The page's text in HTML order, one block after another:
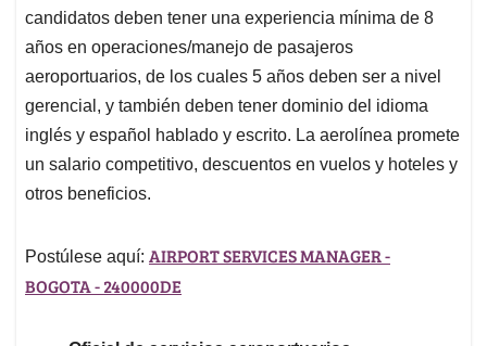
candidatos deben tener una experiencia mínima de 8
años en operaciones/manejo de pasajeros
aeroportuarios, de los cuales 5 años deben ser a nivel
gerencial, y también deben tener dominio del idioma
inglés y español hablado y escrito. La aerolínea promete
un salario competitivo, descuentos en vuelos y hoteles y
otros beneficios.
Postúlese aquí: AIRPORT SERVICES MANAGER -
BOGOTA - 240000DE